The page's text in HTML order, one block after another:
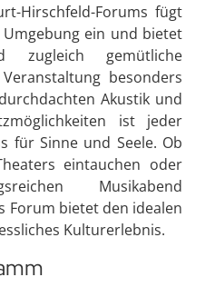
Hirschfeld-Forums fügt
ein und bietet
zugleich gemütliche
besonders
Akustik und
ist jeder
für Sinne und Seele. Ob
eintauchen oder
Musikabend
Forum bietet den idealen
Kulturerlebnis.